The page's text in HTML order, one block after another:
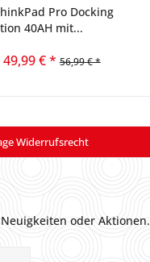
Pro Docking
40AH mit...
49,99 € * 56,99 € *
Widerrufsrecht
oder Aktionen.